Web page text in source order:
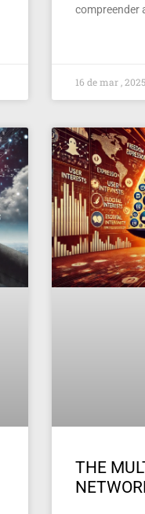
compreender
16 de mar , 2025
THE